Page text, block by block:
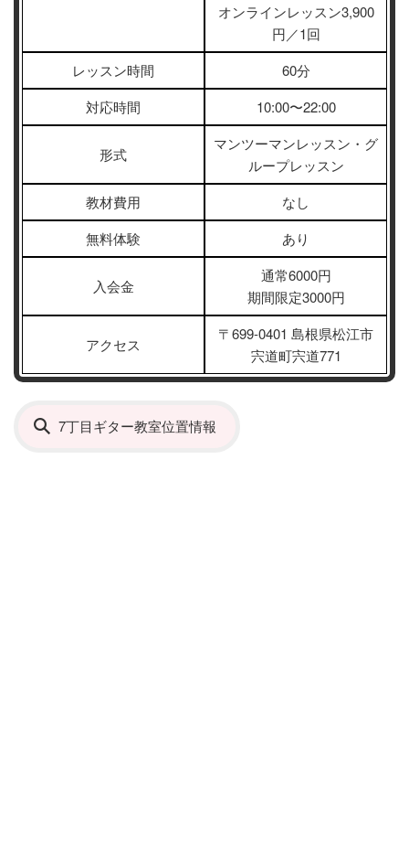
オンラインレッスン3,900
円／1回
レッスン時間
60分
対応時間
10:00〜22:00
形式
マンツーマンレッスン・グ
ループレッスン
教材費用
なし
無料体験
あり
入会金
通常6000円
期間限定3000円
アクセス
〒699-0401 島根県松江市
宍道町宍道771
7丁目ギター教室位置情報